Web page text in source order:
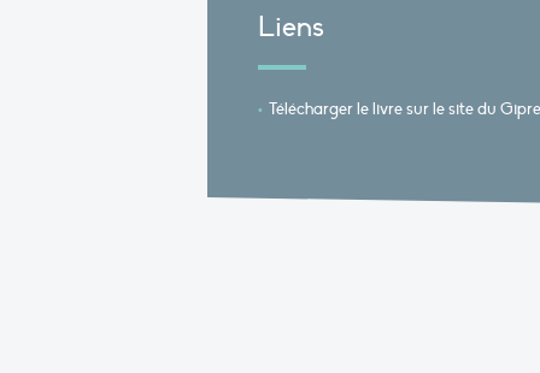
Liens
Télécharger le livre sur le site du